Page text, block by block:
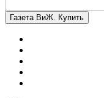
Газета ВиЖ. Купить